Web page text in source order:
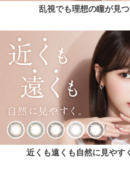
乱視でも理想の瞳が見
近くも遠くも自然に見やす